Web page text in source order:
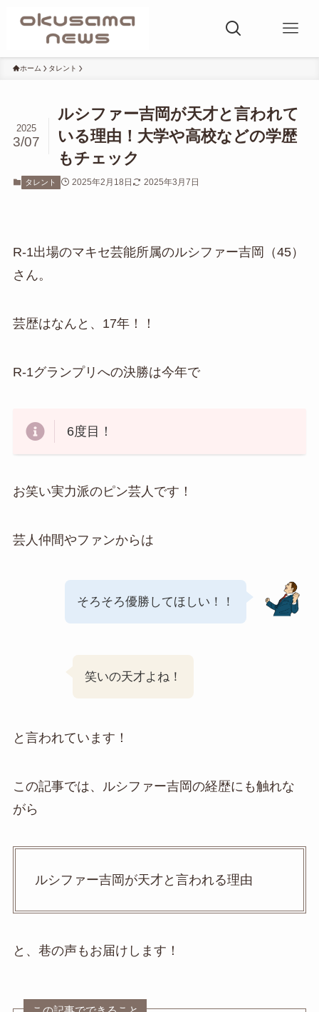
ホーム タレント
ルシファー吉岡が天才と言われて
いる理由！大学や高校などの学歴
もチェック
2025
3/07
タレント 2025年2月18日 2025年3月7日
R-1出場のマキセ芸能所属のルシファー吉岡（45）
さん。
芸歴はなんと、17年！！
R-1グランプリへの決勝は今年で
6度目！
お笑い実力派のピン芸人です！
芸人仲間やファンからは
そろそろ優勝してほしい！！
笑いの天才よね！
と言われています！
この記事では、ルシファー吉岡の経歴にも触れな
がら
ルシファー吉岡が天才と言われる理由
と、巷の声もお届けします！